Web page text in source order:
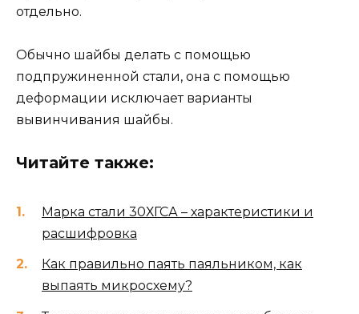
отдельно.
Обычно шайбы делать с помощью
подпружиненной стали, она с помощью
деформации исключает варианты
вывинчивания шайбы.
Читайте также:
Марка стали 30ХГСА – характеристики и
расшифровка
Как правильно паять паяльником, как
выпаять микросхему?